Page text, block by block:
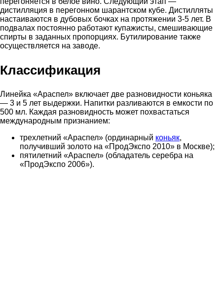
дистилляция в перегонном шарантском кубе. Дистилляты
настаиваются в дубовых бочках на протяжении 3-5 лет. В
подвалах постоянно работают купажисты, смешивающие
спирты в заданных пропорциях. Бутилирование также
осуществляется на заводе.
Классификация
Линейка «Араспел» включает две разновидности коньяка
— 3 и 5 лет выдержки. Напитки разливаются в емкости по
500 мл. Каждая разновидность может похвастаться
международным признанием:
трехлетний «Араспел» (ординарный коньяк,
получивший золото на «ПродЭкспо 2010» в Москве);
пятилетний «Араспел» (обладатель серебра на
«ПродЭкспо 2006»).